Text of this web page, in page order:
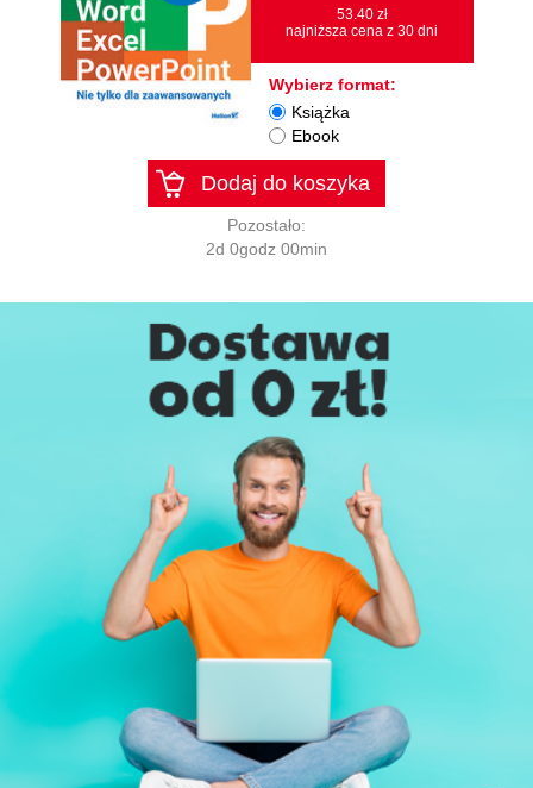
53.40 zł
najniższa cena z 30 dni
Wybierz format:
Książka
Ebook
Dodaj do koszyka
Pozostało:
2d 0godz 00min